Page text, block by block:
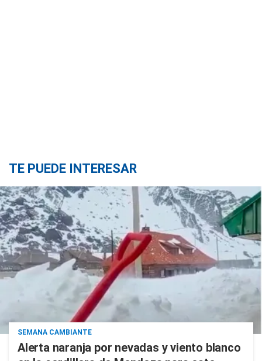
TE PUEDE INTERESAR
SEMANA CAMBIANTE
Alerta naranja por nevadas y viento blanco